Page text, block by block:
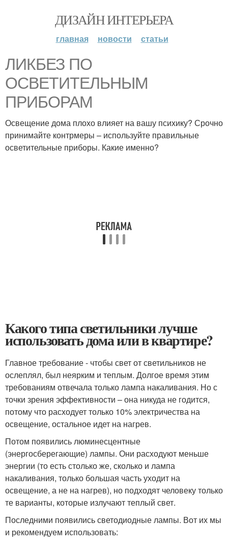
ДИЗАЙН ИНТЕРЬЕРА
главная новости статьи
ЛИКБЕЗ ПО
ОСВЕТИТЕЛЬНЫМ
ПРИБОРАМ
Освещение дома плохо влияет на вашу психику? Срочно
принимайте контрмеры – используйте правильные
осветительные приборы. Какие именно?
Какого типа светильники лучше
использовать дома или в квартире?
Главное требование - чтобы свет от светильников не
ослеплял, был неярким и теплым. Долгое время этим
требованиям отвечала только лампа накаливания. Но с
точки зрения эффективности – она никуда не годится,
потому что расходует только 10% электричества на
освещение, остальное идет на нагрев.
Потом появились люминесцентные
(энергосберегающие) лампы. Они расходуют меньше
энергии (то есть столько же, сколько и лампа
накаливания, только большая часть уходит на
освещение, а не на нагрев), но подходят человеку только
те варианты, которые излучают теплый свет.
Последними появились светодиодные лампы. Вот их мы
и рекомендуем использовать: